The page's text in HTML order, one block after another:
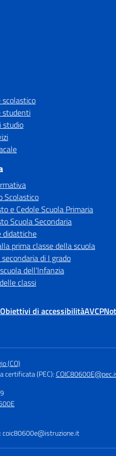
scolastico
studenti
studio
Scolastico
e Cedole Scuola Primaria
Scuola Secondaria
didattiche
prima classe della scuola
di I grado
dell’Infanzia
classi
Obiettivi di accessibilitàAVCP
(CO)
certificata (PEC):
coic80600e@istruzione.it